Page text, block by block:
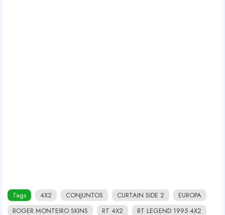
Tags 4X2 CONJUNTOS CURTAIN SIDE 2
EUROPA
ROGER MONTEIRO SKINS
RT 4X2
RT LEGEND 1995 4X2